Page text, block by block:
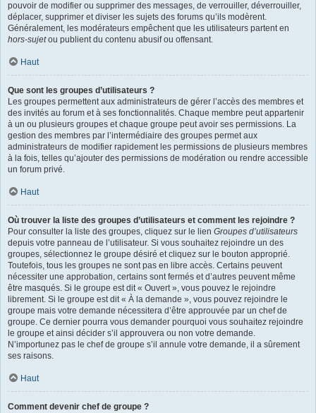
pouvoir de modifier ou supprimer des messages, de verrouiller, déverrouiller,
déplacer, supprimer et diviser les sujets des forums qu’ils modèrent.
Généralement, les modérateurs empêchent que les utilisateurs partent en
hors-sujetou publient du contenu abusif ou offensant.
Haut
Que sont les groupes d’utilisateurs ?
Les groupes permettent aux administrateurs de gérer l’accès des membres et
des invités au forum et à ses fonctionnalités. Chaque membre peut appartenir
à un ou plusieurs groupes et chaque groupe peut avoir ses permissions. La
gestion des membres par l’intermédiaire des groupes permet aux
administrateurs de modifier rapidement les permissions de plusieurs membres
à la fois, telles qu’ajouter des permissions de modération ou rendre accessible
un forum privé.
Haut
Où trouver la liste des groupes d’utilisateurs et comment les rejoindre ?
Pour consulter la liste des groupes, cliquez sur le lien Groupes d’utilisateurs
depuis votre panneau de l’utilisateur. Si vous souhaitez rejoindre un des
groupes, sélectionnez le groupe désiré et cliquez sur le bouton approprié.
Toutefois, tous les groupes ne sont pas en libre accès. Certains peuvent
nécessiter une approbation, certains sont fermés et d’autres peuvent même
être masqués. Si le groupe est dit « Ouvert », vous pouvez le rejoindre
librement. Si le groupe est dit « À la demande », vous pouvez rejoindre le
groupe mais votre demande nécessitera d’être approuvée par un chef de
groupe. Ce dernier pourra vous demander pourquoi vous souhaitez rejoindre
le groupe et ainsi décider s’il approuvera ou non votre demande.
N’importunez pas le chef de groupe s’il annule votre demande, il a sûrement
ses raisons.
Haut
Comment devenir chef de groupe ?